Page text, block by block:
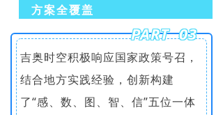
方案全覆盖
PART 03
吉奥时空积极响应国家政策号召，
结合地方实践经验，创新构建
了“感、数、图、智、信”五位一体